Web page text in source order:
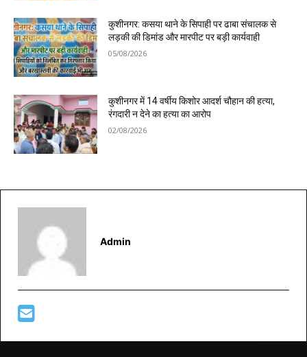
कुशीनगर: कसया थाने के सिपाही पर ढाबा संचालक से
लड़की की डिमांड और मारपीट पर बड़ी कार्यवाही
05/08/2026
कुशीनगर में 14 वर्षीय किशोर आदर्श चौहान की हत्या,
रंगदारी न देने का हत्या का आरोप
02/08/2026
Admin